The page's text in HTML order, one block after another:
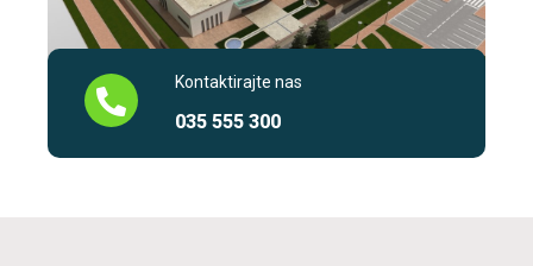
Kontaktirajte nas
035 555 300